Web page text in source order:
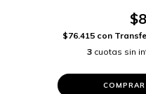
$76.415 con
3 cuotas sin
COMPRAR